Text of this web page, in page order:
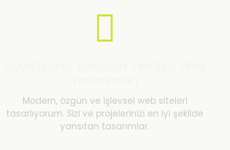
Modern, özgün ve işlevsel web siteleri
tasarlıyorum. Sizi ve projelerinizi en iyi şekilde
yansıtan tasarımlar.